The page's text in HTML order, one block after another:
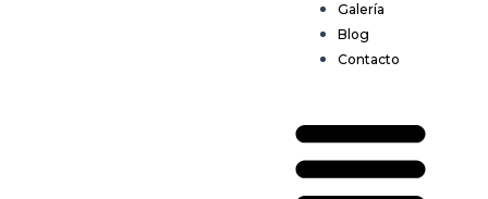
Galería
Blog
Contacto